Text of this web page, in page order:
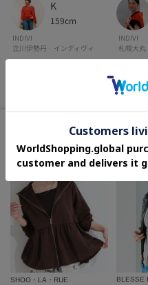
K
159cm
INDIVI
立川伊勢丹 インディヴィ
INDIVI
札幌大
その他のム
このアイテム
SHOO・LA・RUE
BLESSE